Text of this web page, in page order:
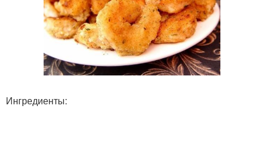
Ингредиенты: